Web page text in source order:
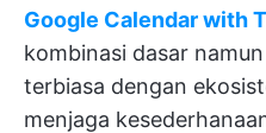
Google Calendar with
kombinasi dasar
terbiasa dengan
menjaga